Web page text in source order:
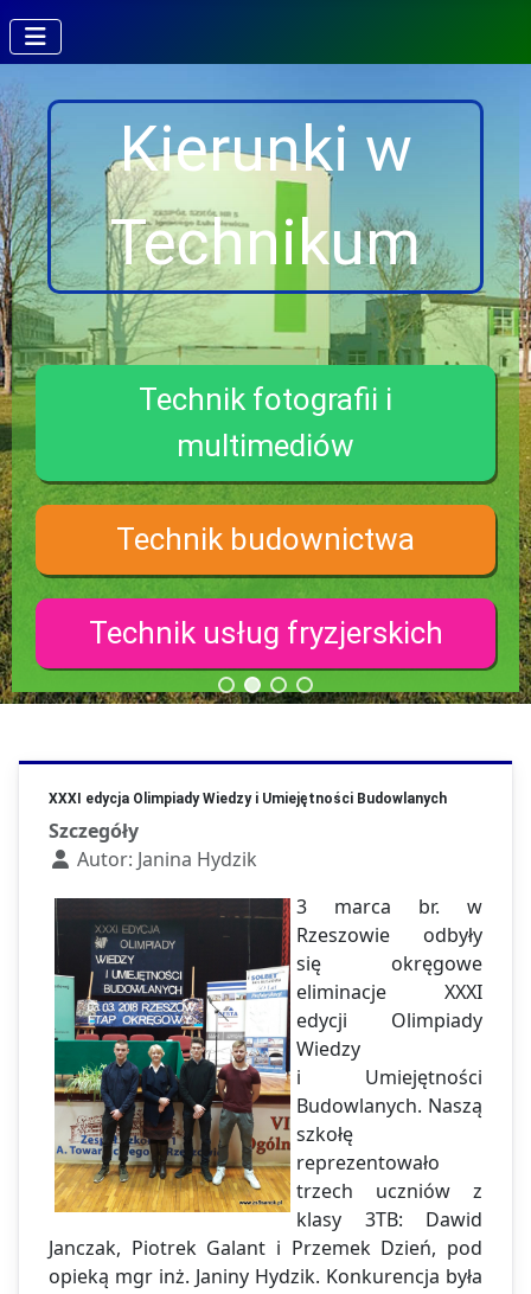
Kierunki w
Technikum
Technik fotografii i
multimediów
Technik budownictwa
Technik usług fryzjerskich
XXXI edycja Olimpiady Wiedzy i Umiejętności Budowlanych
Szczegóły
Autor: Janina Hydzik
3 marca br. w
Rzeszowie odbyły
się okręgowe
eliminacje XXXI
edycji Olimpiady
Wiedzy
i Umiejętności
Budowlanych. Naszą
szkołę
reprezentowało
trzech uczniów z
klasy 3TB: Dawid
Janczak, Piotrek Galant i Przemek Dzień, pod
opieką mgr inż. Janiny Hydzik. Konkurencja była